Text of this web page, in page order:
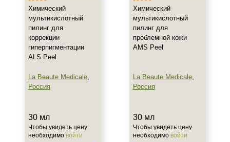
Химический
мультикислотный
пилинг для
коррекции
гиперпигментации
ALS Peel
La Beaute Medicale,
Россия
30 мл
Чтобы увидеть цену
необходимо войти
Химический
мультикислотный
пилинг для
проблемной кожи
AMS Peel
La Beaute Medicale,
Россия
30 мл
Чтобы увидеть цену
необходимо войти